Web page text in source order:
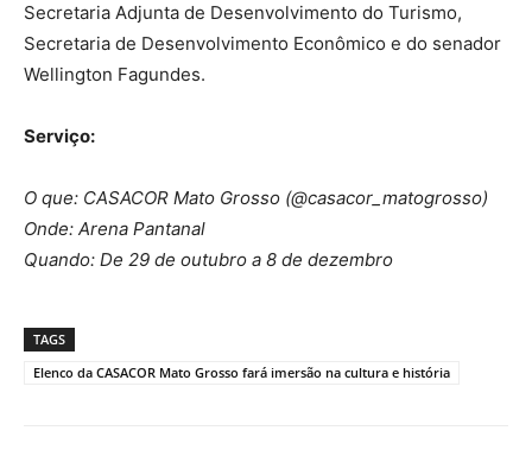
Secretaria Adjunta de Desenvolvimento do Turismo,
Secretaria de Desenvolvimento Econômico e do senador
Wellington Fagundes.
Serviço:
O que: CASACOR Mato Grosso (@casacor_matogrosso)
Onde: Arena Pantanal
Quando: De 29 de outubro a 8 de dezembro
TAGS
Elenco da CASACOR Mato Grosso fará imersão na cultura e história